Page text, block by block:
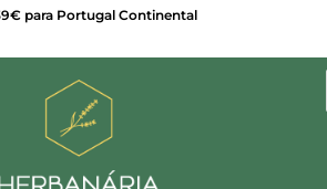
para Portugal Continental